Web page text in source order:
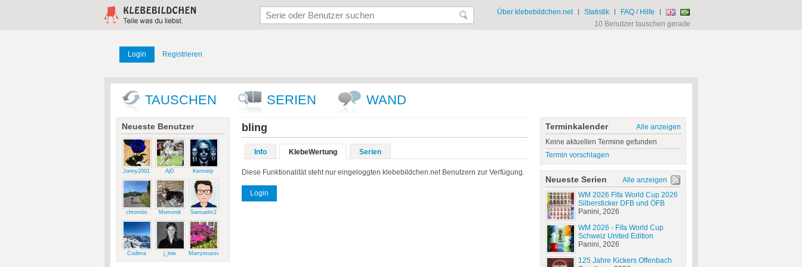
Über klebebildchen.net | Statistik | FAQ / Hilfe |
10 Benutzer tauschen gerade
Login Registrieren
TAUSCHEN SERIEN WAND
Neueste Benutzer
Jonny2001 AjD Kermetjr
chrombo Momonik Samuelm2
Codima j_low Marrymussweg
bling
Info KlebeWertung Serien
Diese Funktionalität steht nur eingeloggten klebebildchen.net Benutzern zur Verfügung.
Login
Terminkalender
Alle anzeigen
Keine aktuellen Termine gefunden
Termin vorschlagen
Neueste Serien
Alle anzeigen
WM 2026 Fifa World Cup 2026
Silbersticker DFB und ÖFB
Panini, 2026
WM 2026 - Fifa World Cup
Schweiz United Edition
Panini, 2026
125 Jahre Kickers Offenbach